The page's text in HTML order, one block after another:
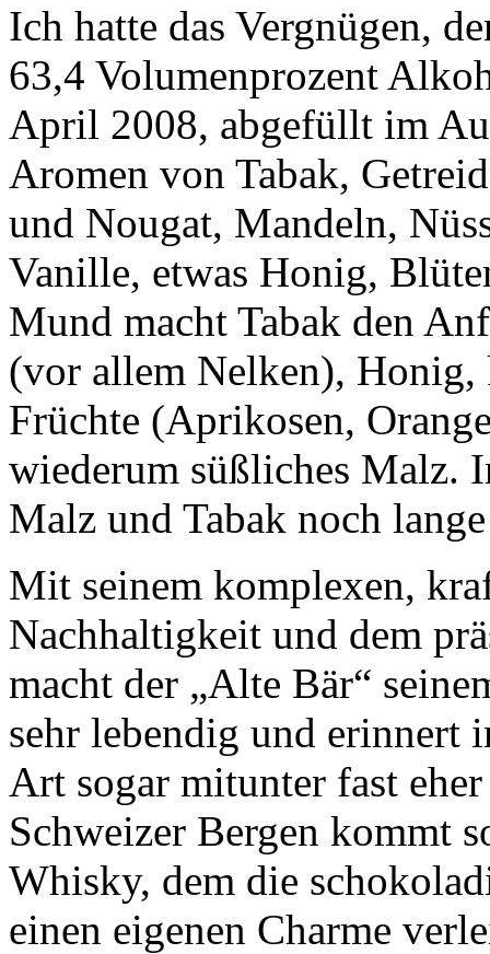
Ich hatte das Vergnügen,
63,4 Volumenprozent
April 2008, abgefüllt im
Aromen von Tabak,
und Nougat, Mandeln,
Vanille, etwas Honig,
Mund macht Tabak den
(vor allem Nelken), Honig,
Früchte (Aprikosen,
wiederum süßliches Malz.
Malz und Tabak noch
Mit seinem komplexen,
Nachhaltigkeit und dem
macht der „Alte Bär“
sehr lebendig und erinnert
Art sogar mitunter fast
Schweizer Bergen kommt
Whisky, dem die
einen eigenen Charme